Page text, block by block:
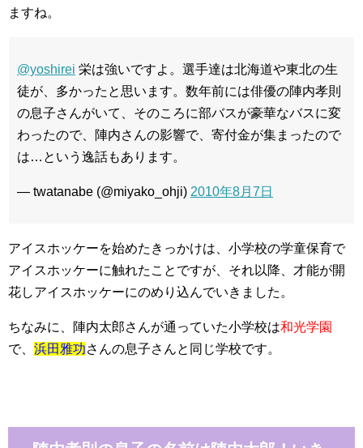
ますね。
@yoshirei 栄は強いですよ。選手達は北海道や東北の生
徒が、多かったと思います。数年前には俳優の陣内孝則
の息子さんがいて、そのころに部バスが豪華なバスに変
わったので、陣内さんの影響で、寄付金が集まったので
は…という逸話もあります。
— twatanabe (@miyako_ohji) 2010年8月7日
アイスホッケーを始めたきっかけは、小学校の学童保育で
アイスホッケーに触れたことですが、それ以降、才能が開
花しアイスホッケーにのめり込んでいきました。
ちなみに、陣内太郎さんが通っていた小学校は和光学園
で、 浜田雅功さんの息子さんと同じ学校です。